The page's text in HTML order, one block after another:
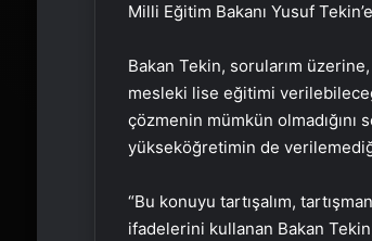
Milli Eğitim Bakanı Yusuf
Bakan Tekin, sorularım
mesleki lise eğitimi
çözmenin mümkün olmadığını
yükseköğretimin de
“Bu konuyu tartışalım,
ifadelerini kullanan Bakan